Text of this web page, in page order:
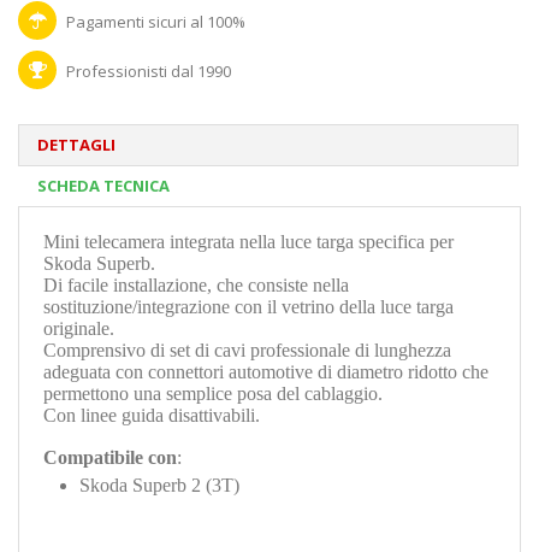
Pagamenti sicuri al 100%
Professionisti dal 1990
DETTAGLI
SCHEDA TECNICA
Mini telecamera integrata nella luce targa specifica per
Skoda Superb.
Di facile installazione, che consiste nella
sostituzione/integrazione con il vetrino della luce targa
originale.
Comprensivo di set di cavi professionale di lunghezza
adeguata con connettori automotive di diametro ridotto che
permettono una semplice posa del cablaggio.
Con linee guida disattivabili.
Compatibile con:
Skoda Superb 2 (3T)